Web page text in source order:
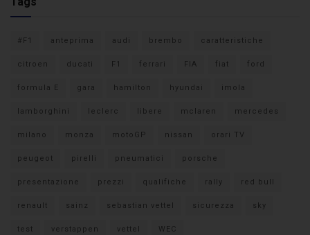
#F1 anteprima audi brembo caratteristiche
citroen ducati F1 ferrari FIA fiat ford
formula E gara hamilton hyundai imola
lamborghini leclerc libere mclaren mercedes
milano monza motoGP nissan orari TV
peugeot pirelli pneumatici porsche
presentazione prezzi qualifiche rally red bull
renault sainz sebastian vettel sicurezza sky
test verstappen vettel WEC